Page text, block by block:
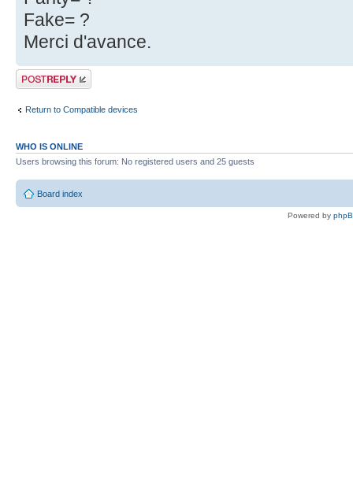
Fake= ?
Merci d'avance.
Post a reply
Return to Compatible devices
WHO IS ONLINE
Users browsing this forum: No registered users and 25 guests
Board index
Powered by